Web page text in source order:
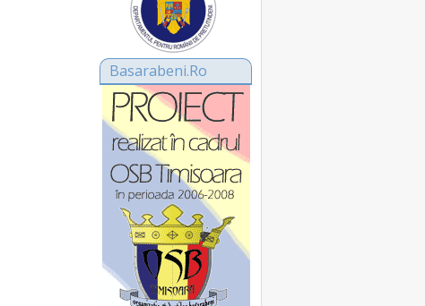
Basarabeni.Ro